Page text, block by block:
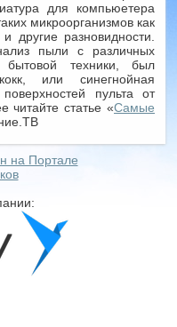
для компьюетера
микроорганизмов как
другие разновидности.
пыли с различных
бытовой техники, был
или синегнойная
пульта от
читайте статье «Самые